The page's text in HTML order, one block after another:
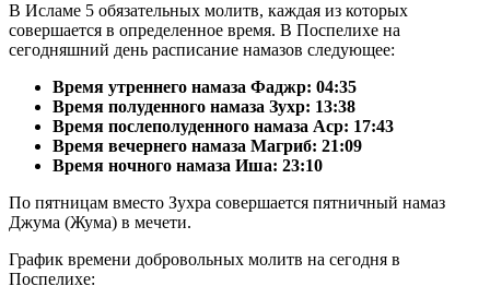
В Исламе 5 обязательных молитв, каждая из которых
совершается в определенное время. В Поспелихе на
сегодняшний день расписание намазов следующее:
Время утреннего намаза Фаджр: 04:35
Время полуденного намаза Зухр: 13:38
Время послеполуденного намаза Аср: 17:43
Время вечернего намаза Магриб: 21:09
Время ночного намаза Иша: 23:10
По пятницам вместо Зухра совершается пятничный намаз
Джума (Жума) в мечети.
График времени добровольных молитв на сегодня в
Поспелихе: